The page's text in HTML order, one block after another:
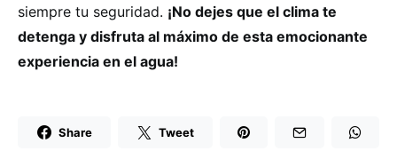
siempre tu seguridad. ¡No dejes que el clima te
detenga y disfruta al máximo de esta emocionante
experiencia en el agua!
Share Tweet